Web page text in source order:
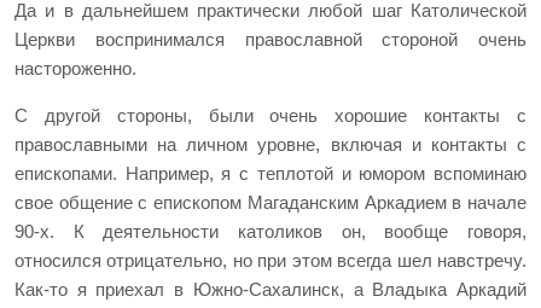
Да и в дальнейшем практически любой шаг Католической
Церкви воспринимался православной стороной очень
настороженно.
С другой стороны, были очень хорошие контакты с
православными на личном уровне, включая и контакты с
епископами. Например, я с теплотой и юмором вспоминаю
свое общение с епископом Магаданским Аркадием в начале
90-х. К деятельности католиков он, вообще говоря,
относился отрицательно, но при этом всегда шел навстречу.
Как-то я приехал в Южно-Сахалинск, а Владыка Аркадий